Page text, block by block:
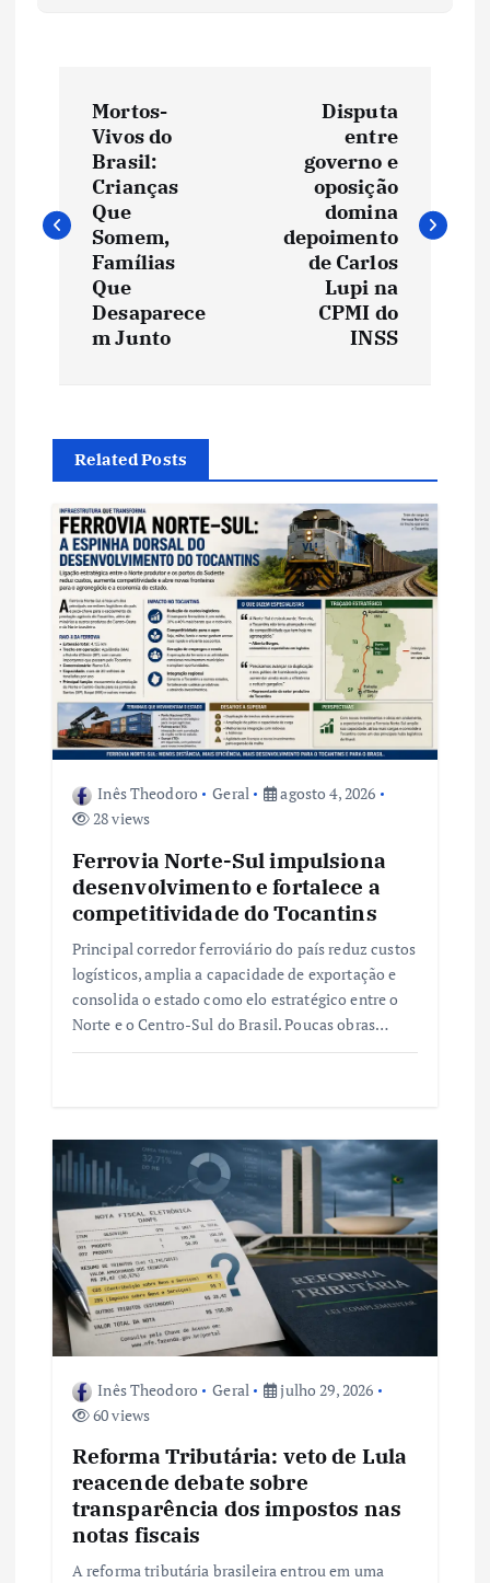
v
e
ã
o
d
e
P
o
Mortos-
Vivos do
Brasil:
Crianças
Que
Somem,
Famílias
Que
Desaparece
m Junto
Disputa
entre
governo e
oposição
domina
depoimento
de Carlos
Lupi na
CPMI do
INSS
Related Posts
Inês Theodoro Geral
agosto 4, 2026
28 views
Ferrovia Norte-Sul impulsiona
desenvolvimento e fortalece a
competitividade do Tocantins
Principal corredor ferroviário do país reduz custos
logísticos, amplia a capacidade de exportação e
consolida o estado como elo estratégico entre o
Norte e o Centro-Sul do Brasil. Poucas obras…
Inês Theodoro Geral
julho 29, 2026
60 views
Reforma Tributária: veto de Lula
reacende debate sobre
transparência dos impostos nas
notas fiscais
A reforma tributária brasileira entrou em uma